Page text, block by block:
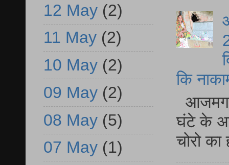
कि
घंटे के
चोरो
12 May (2)
11 May (2)
10 May (2)
09 May (2)
08 May (5)
07 May (1)